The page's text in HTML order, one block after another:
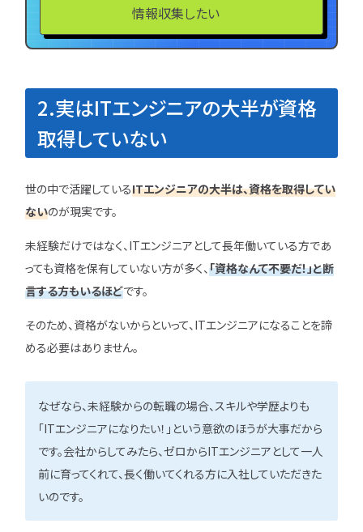
情報収集したい
2.実はITエンジニアの大半が資格
取得していない
世の中で活躍しているITエンジニアの大半は、資格を取得してい
ないのが現実です。
未経験だけではなく、ITエンジニアとして長年働いている方であ
っても資格を保有していない方が多く、「資格なんて不要だ！」と断
言する方もいるほどです。
そのため、資格がないからといって、ITエンジニアになることを諦
める必要はありません。
なぜなら、未経験からの転職の場合、スキルや学歴よりも
「ITエンジニアになりたい！」という意欲のほうが大事だから
です。会社からしてみたら、ゼロからITエンジニアとして一人
前に育ってくれて、長く働いてくれる方に入社していただきた
いのです。